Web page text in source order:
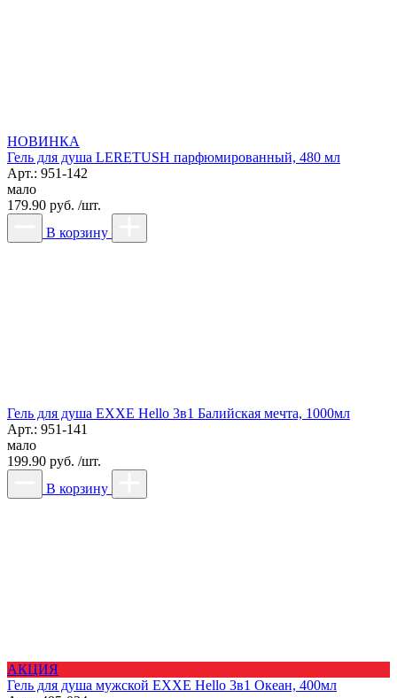
НОВИНКА
Гель для душа LERETUSH парфюмированный, 480 мл
Арт.: 951-142
мало
179.90 руб. /шт.
В корзину
Гель для душа EXXE Hello 3в1 Балийская мечта, 1000мл
Арт.: 951-141
мало
199.90 руб. /шт.
В корзину
АКЦИЯ
Гель для душа мужской EXXE Hello 3в1 Океан, 400мл